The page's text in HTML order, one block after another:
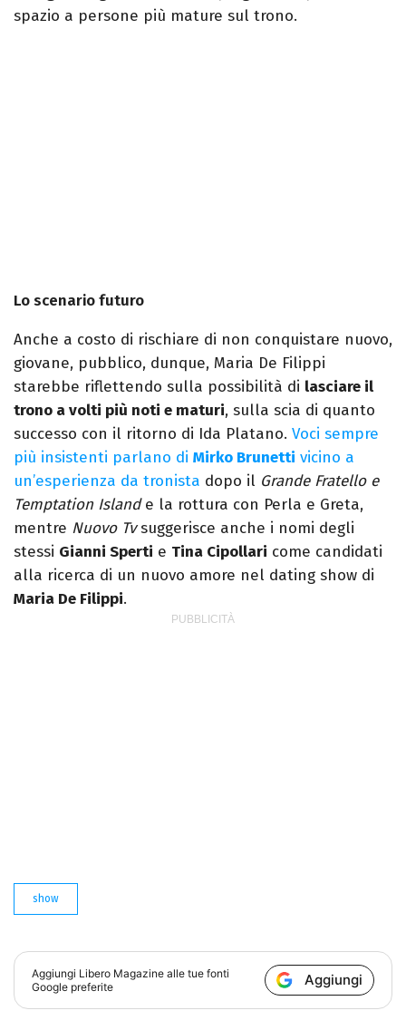
spazio a persone più mature sul trono.
Lo scenario futuro
Anche a costo di rischiare di non conquistare nuovo,
giovane, pubblico, dunque, Maria De Filippi
starebbe riflettendo sulla possibilità di lasciare il
trono a volti più noti e maturi, sulla scia di quanto
successo con il ritorno di Ida Platano. Voci sempre
più insistenti parlano di Mirko Brunetti vicino a
un’esperienza da tronista dopo il Grande Fratello e
Temptation Islande la rottura con Perla e Greta,
mentre Nuovo Tvsuggerisce anche i nomi degli
stessi Gianni Sperti e Tina Cipollari come candidati
alla ricerca di un nuovo amore nel dating show di
Maria De Filippi.
show
Aggiungi Libero Magazine alle tue fonti
Google preferite
Aggiungi